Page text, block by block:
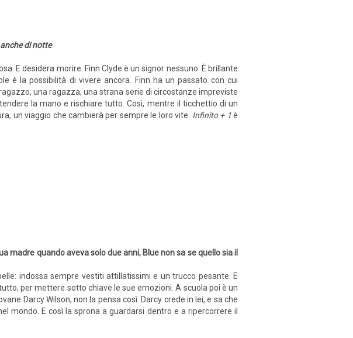
di notte
E desidera morire. Finn Clyde è un signor nessuno. È brillante
è la possibilità di vivere ancora. Finn ha un passato con cui
una ragazza, una strana serie di circostanze impreviste
la mano e rischiare tutto. Così, mentre il ticchettio di un
un viaggio che cambierà per sempre le loro vite. Infinito + 1è
madre quando aveva solo due anni, Blue non sa se quello sia il
indossa sempre vestiti attillatissimi e un trucco pesante. E
per mettere sotto chiave le sue emozioni. A scuola poi è un
Darcy Wilson, non la pensa così: Darcy crede in lei, e sa che
mondo. E così la sprona a guardarsi dentro e a ripercorrere il